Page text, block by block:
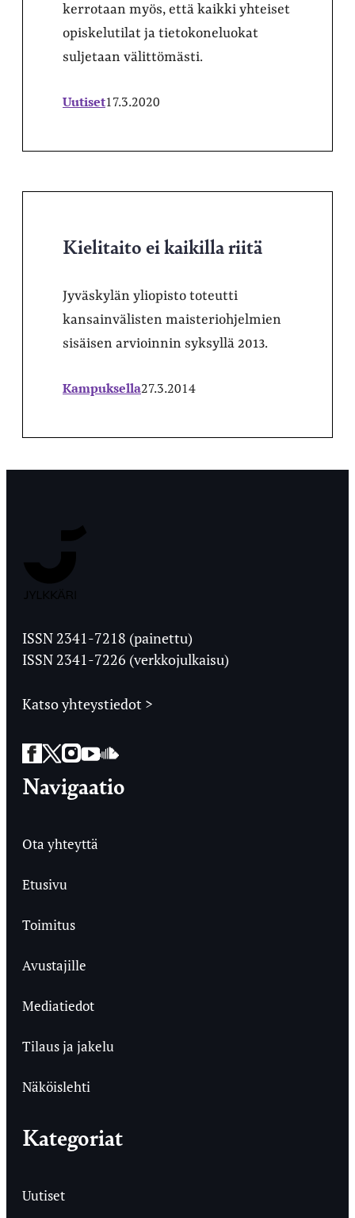
kerrotaan myös, että kaikki yhteiset
opiskelutilat ja tietokoneluokat
suljetaan välittömästi.
Uutiset17.3.2020
Kielitaito ei kaikilla riitä
Jyväskylän yliopisto toteutti
kansainvälisten maisteriohjelmien
sisäisen arvioinnin syksyllä 2013.
Kampuksella27.3.2014
Ylioppilaslehti
ISSN 2341-7218 (painettu)
ISSN 2341-7226 (verkkojulkaisu)
Katso yhteystiedot >
Facebook
Twitter
Instagram
YouTube
SoundCloud
Navigaatio
Ota yhteyttä
Etusivu
Toimitus
Avustajille
Mediatiedot
Tilaus ja jakelu
Näköislehti
Kategoriat
Uutiset